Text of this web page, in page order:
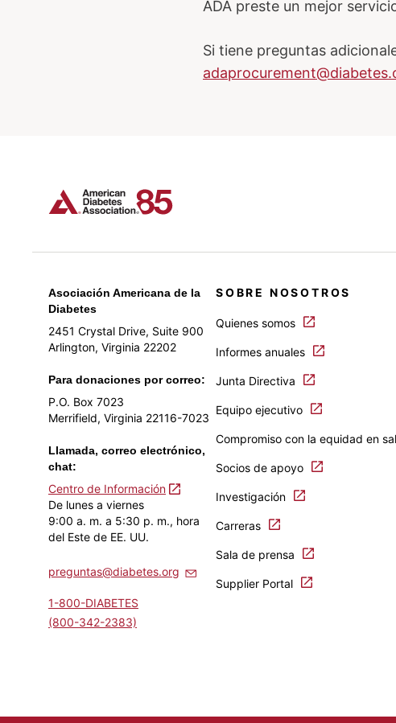
ADA preste un mejor
Si tiene preguntas
Asociación Americana de la
Diabetes
2451 Crystal Drive, Suite 900
Arlington, Virginia 22202
Para donaciones por correo:
P.O. Box 7023
Merrifield, Virginia 22116-7023
Llamada, correo electrónico,
chat:
Centro de Información
De lunes a viernes
9:00 a. m. a 5:30 p. m., hora
del Este de EE. UU.
preguntas@diabetes.org
1-800-DIABETES
(800-342-2383)
SOBRE NOSOTROS
Quienes somos
Informes anuales
Junta Directiva
Equipo ejecutivo
Compromiso con la equidad en
Socios de apoyo
Investigación
Carreras
Sala de prensa
Supplier Portal